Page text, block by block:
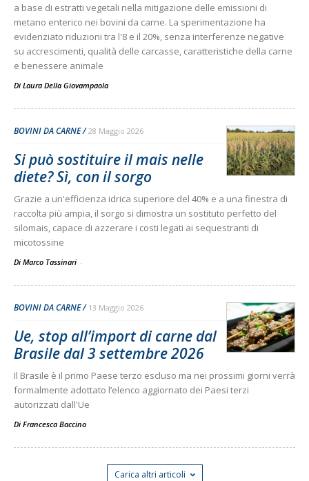
a base di estratti vegetali nella mitigazione delle emissioni di
metano enterico nei bovini da carne. La sperimentazione ha
evidenziato riduzioni tra l'8 e il 20%, senza interferenze negative
su accrescimenti, qualità delle carcasse, caratteristiche della carne
e benessere animale
Di Laura Della Giovampaola
BOVINI DA CARNE 28 Maggio 2026
Si può sostituire il mais nelle
diete? Sì, con il sorgo
Grazie a un'efficienza idrica superiore del 40% e a una finestra di
raccolta più ampia, il sorgo si dimostra un sostituto perfetto del
silomais, capace di azzerare i costi legati ai sequestranti di
micotossine
Di Marco Tassinari -
BOVINI DA CARNE 13 Maggio 2026
Ue, stop all’import di carne dal
Brasile dal 3 settembre 2026
Il Brasile è il primo Paese terzo escluso ma nei prossimi giorni verrà
formalmente adottato l’elenco aggiornato dei Paesi terzi
autorizzati dall'Ue
Di Francesca Baccino
Carica altri articoli